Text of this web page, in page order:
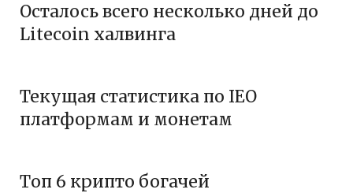
Осталось всего несколько дней до
Litecoin халвинга
Текущая статистика по IEO
платформам и монетам
Tоп 6 крипто богачей